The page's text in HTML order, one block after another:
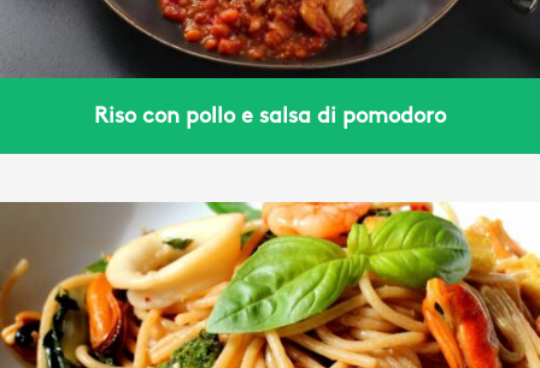
Riso con pollo e salsa di pomodoro